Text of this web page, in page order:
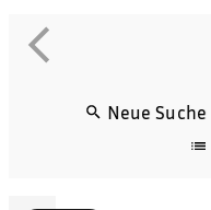
Neue Suche